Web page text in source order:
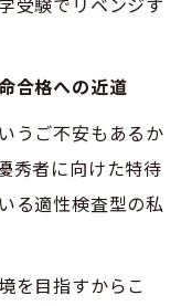
合格への近道
うご不安もあるか
秀者に向けた特待
る適性検査型の私
を目指すからこ